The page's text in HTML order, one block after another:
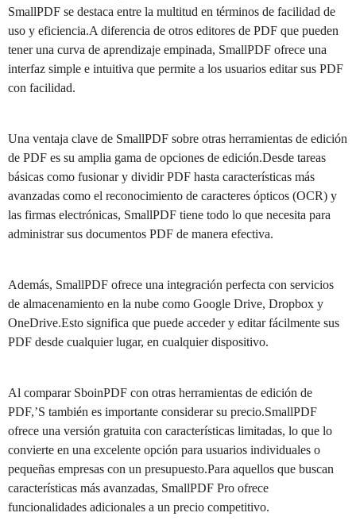
SmallPDF se destaca entre la multitud en términos de facilidad de
uso y eficiencia.A diferencia de otros editores de PDF que pueden
tener una curva de aprendizaje empinada, SmallPDF ofrece una
interfaz simple e intuitiva que permite a los usuarios editar sus PDF
con facilidad.
Una ventaja clave de SmallPDF sobre otras herramientas de edición
de PDF es su amplia gama de opciones de edición.Desde tareas
básicas como fusionar y dividir PDF hasta características más
avanzadas como el reconocimiento de caracteres ópticos (OCR) y
las firmas electrónicas, SmallPDF tiene todo lo que necesita para
administrar sus documentos PDF de manera efectiva.
Además, SmallPDF ofrece una integración perfecta con servicios
de almacenamiento en la nube como Google Drive, Dropbox y
OneDrive.Esto significa que puede acceder y editar fácilmente sus
PDF desde cualquier lugar, en cualquier dispositivo.
Al comparar SboinPDF con otras herramientas de edición de
PDF,’S también es importante considerar su precio.SmallPDF
ofrece una versión gratuita con características limitadas, lo que lo
convierte en una excelente opción para usuarios individuales o
pequeñas empresas con un presupuesto.Para aquellos que buscan
características más avanzadas, SmallPDF Pro ofrece
funcionalidades adicionales a un precio competitivo.